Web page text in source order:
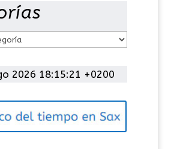
2026 18:15:21 +0200